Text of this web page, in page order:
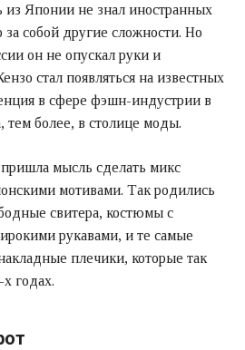
Японии не знал иностранных
за собой другие сложности. Но
он не опускал руки и
стал появляться на известных
в сфере фэшн-индустрии в
тем более, в столице моды.
мысль сделать микс
мотивами. Так родились
свитера, костюмы с
рукавами, и те самые
плечики, которые так
годах.